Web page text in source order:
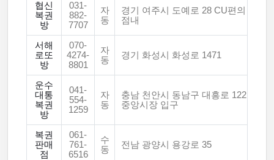
협신
복권
방
031-
882-
7707
자
동
경기 여주시 도예로 28 CU편의
점내
서해
로또
방
070-
4274-
8801
자
동
경기 화성시 화성로 1471
운수
대통
복권
방
041-
554-
1259
자
동
충남 천안시 동남구 대흥로 122
중앙시장 입구
복권
판매
점
061-
761-
6516
수
동
전남 광양시 용강로 35